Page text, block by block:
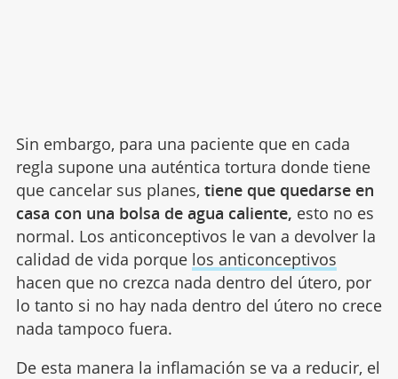
Sin embargo, para una paciente que en cada
regla supone una auténtica tortura donde tiene
que cancelar sus planes, tiene que quedarse en
casa con una bolsa de agua caliente, esto no es
normal. Los anticonceptivos le van a devolver la
calidad de vida porque los anticonceptivos
hacen que no crezca nada dentro del útero, por
lo tanto si no hay nada dentro del útero no crece
nada tampoco fuera.
De esta manera la inflamación se va a reducir, el